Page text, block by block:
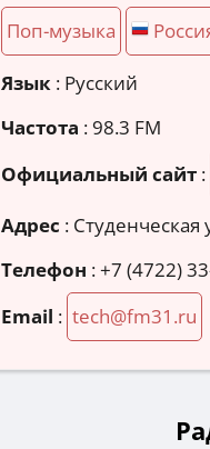
Поп-музыка
Язык : Русский
Частота : 98.3 FM
Официальный сайт :
Адрес : Студенческая
Телефон :+7 (4722)
Email : tech@fm31.ru